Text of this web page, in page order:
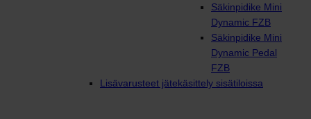
Säkinpidike Mini
Dynamic FZB
Säkinpidike Mini
Dynamic Pedal
FZB
Lisävarusteet jätekäsittely sisätiloissa